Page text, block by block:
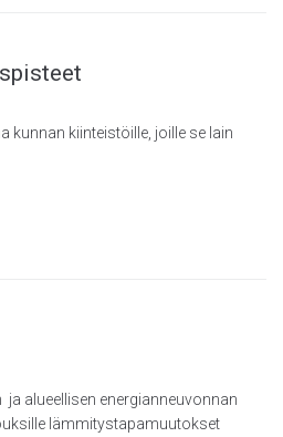
kunnan kiinteistöille, joille se lain
alueellisen energianneuvonnan
lämmitystapamuutokset